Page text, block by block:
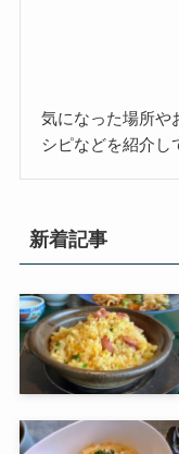
気になった場所や
シピなどを紹介し
新着記事